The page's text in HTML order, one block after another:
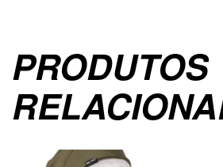
PRODUTOS